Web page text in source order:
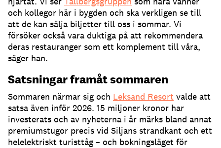
och kollegor här i bygden och ska verkligen se till
att de kan sälja biljetter till oss i sommar. Vi
försöker också vara duktiga på att rekommendera
deras restauranger som ett komplement till våra,
säger han.
Satsningar framåt sommaren
Sommaren närmar sig och Leksand Resort valde att
satsa även inför 2026. 15 miljoner kronor har
investerats och av nyheterna i år märks bland annat
premiumstugor precis vid Siljans strandkant och ett
helelektriskt turisttåg – och bokningsläget för